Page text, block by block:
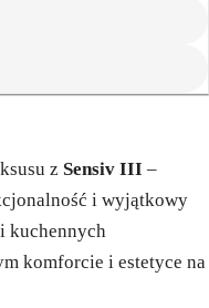
z Sensiv III –
i wyjątkowy
kuchennych
komforcie i estetyce na